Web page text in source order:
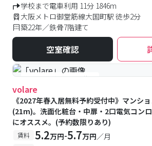
学校まで電車利用 11分 1846m
大阪メトロ御堂筋線大国町駅 徒歩2分
築22年／鉄骨7階建て
空室確認
#予約受付中 #空室待ち
volare
《2027年春入居無料予約受付中》マンシ
(21m)。洗面化粧台・中扉・2口電気コン
にオススメ。(予約数限りあり)
賃料 5.2万円-5.7万円／月